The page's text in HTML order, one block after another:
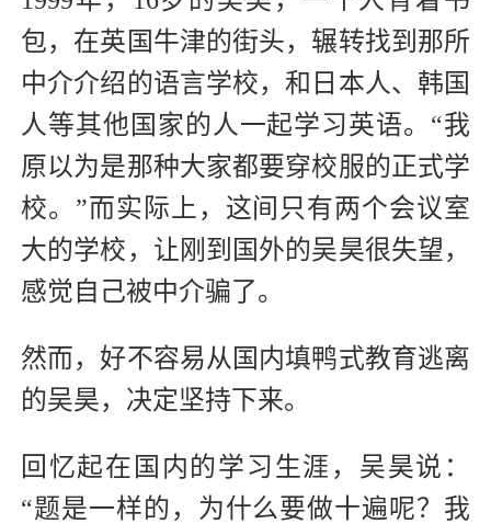
包，在英国牛津的街头，辗转找到那所
中介介绍的语言学校，和日本人、韩国
人等其他国家的人一起学习英语。“我
原以为是那种大家都要穿校服的正式学
校。”而实际上，这间只有两个会议室
大的学校，让刚到国外的吴昊很失望，
感觉自己被中介骗了。
然而，好不容易从国内填鸭式教育逃离
的吴昊，决定坚持下来。
回忆起在国内的学习生涯，吴昊说：
“题是一样的，为什么要做十遍呢？我